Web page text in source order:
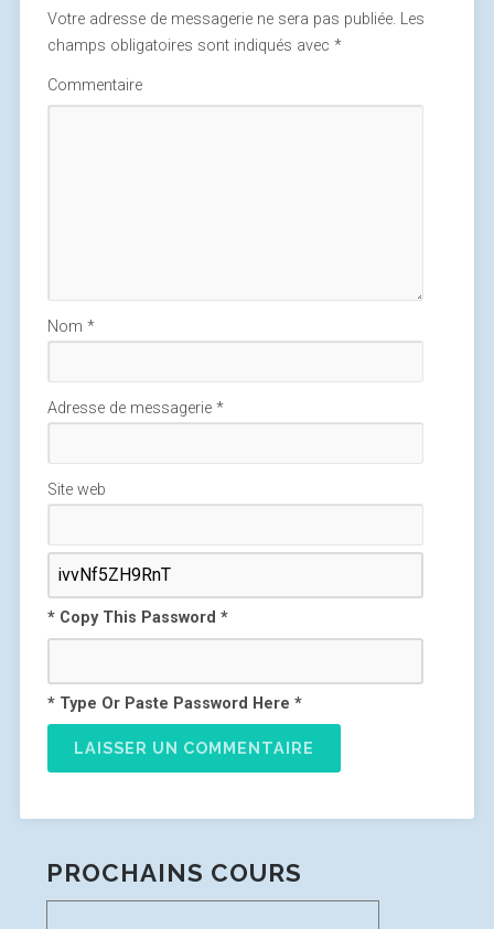
Votre adresse de messagerie ne sera pas publiée. Les
champs obligatoires sont indiqués avec *
Commentaire
Nom *
Adresse de messagerie *
Site web
* Copy This Password *
* Type Or Paste Password Here *
PROCHAINS COURS